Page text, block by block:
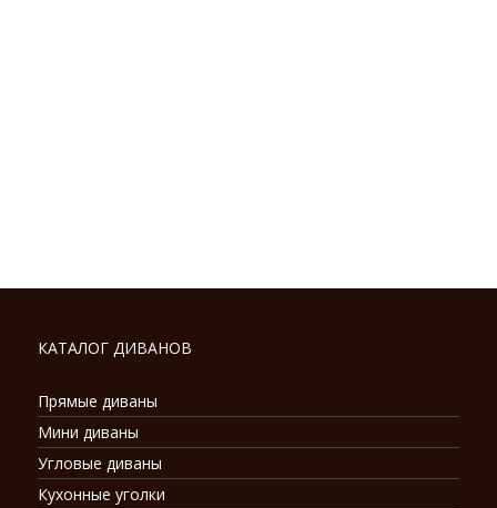
КАТАЛОГ ДИВАНОВ
Прямые диваны
Мини диваны
Угловые диваны
Кухонные уголки